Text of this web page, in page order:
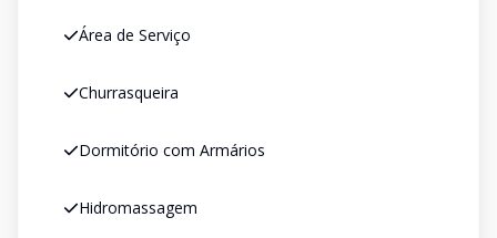
Área de Serviço
Churrasqueira
Dormitório com Armários
Hidromassagem